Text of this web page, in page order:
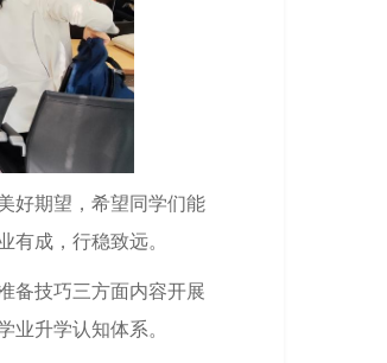
好期望，希望同学们能
有成，行稳致远。
备技巧三方面内容开展
业升学认知体系。